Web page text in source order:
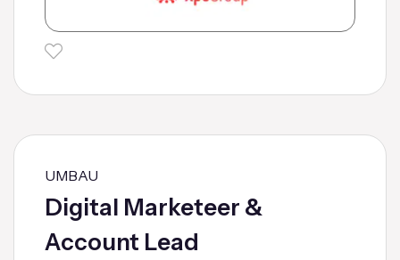
UMBAU
Digital Marketeer &
Account Lead